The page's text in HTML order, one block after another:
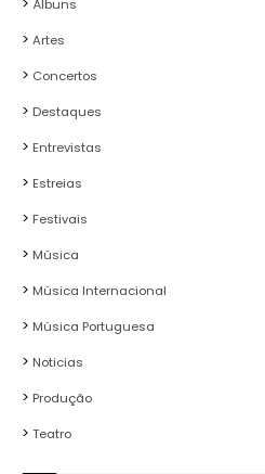
Álbuns
Artes
Concertos
Destaques
Entrevistas
Estreias
Festivais
Música
Música Internacional
Música Portuguesa
Noticias
Produção
Teatro